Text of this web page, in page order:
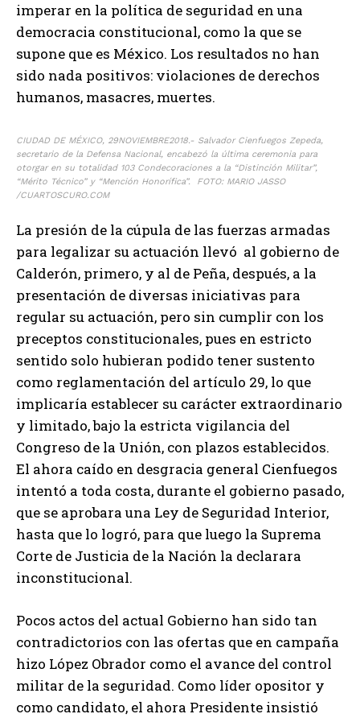
imperar en la política de seguridad en una
democracia constitucional, como la que se
supone que es México. Los resultados no han
sido nada positivos: violaciones de derechos
humanos, masacres, muertes.
CIUDAD DE MÉXICO, 29NOVIEMBRE2018.- Salvador Cienfuegos Zepeda,
secretario de la Defensa Nacional, encabezó la última ceremonia para
otorgar en su totalidad 103 Condecoraciones a la “Distinción Militar”,
“Mérito Técnico” y “Mención Honorífica”. FOTO: MARIO JASSO
/CUARTOSCURO.COM
La presión de la cúpula de las fuerzas armadas
para legalizar su actuación llevó al gobierno de
Calderón, primero, y al de Peña, después, a la
presentación de diversas iniciativas para
regular su actuación, pero sin cumplir con los
preceptos constitucionales, pues en estricto
sentido solo hubieran podido tener sustento
como reglamentación del artículo 29, lo que
implicaría establecer su carácter extraordinario
y limitado, bajo la estricta vigilancia del
Congreso de la Unión, con plazos establecidos.
El ahora caído en desgracia general Cienfuegos
intentó a toda costa, durante el gobierno pasado,
que se aprobara una Ley de Seguridad Interior,
hasta que lo logró, para que luego la Suprema
Corte de Justicia de la Nación la declarara
inconstitucional.
Pocos actos del actual Gobierno han sido tan
contradictorios con las ofertas que en campaña
hizo López Obrador como el avance del control
militar de la seguridad. Como líder opositor y
como candidato, el ahora Presidente insistió